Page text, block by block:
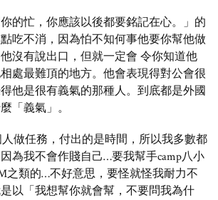
的忙，你應該以後都要銘記在心。」的
吃不消，因為怕不知何事他要你幫他做
沒有說出口，但就一定會 令你知道他
處最難頂的地方。他會表現得對公會很
他是很有義氣的那種人。到底都是外國
「義氣」。
做任務，付出的是時間，所以我多數都
為我不會作賤自己…要我幫手camp八小
之類的…不好意思，要怪就怪我耐力不
以「我想幫你就會幫，不要問我為什